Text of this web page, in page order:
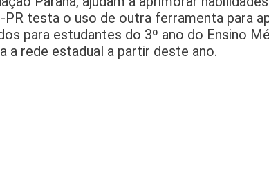
PR testa o uso de outra ferramenta para
para estudantes do 3º ano do Ensino
a rede estadual a partir deste ano.